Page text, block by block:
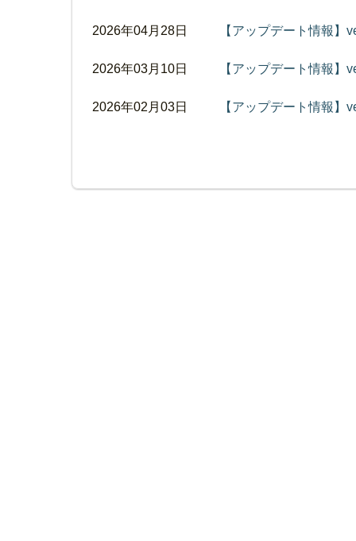
2026年04月28日 【アップデート情報】
2026年03月10日 【アップデート情報】
2026年02月03日 【アップデート情報】